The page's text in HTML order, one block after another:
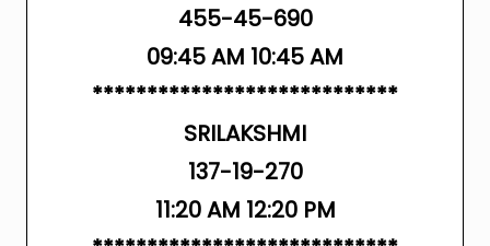
455-45-690
09:45 AM 10:45 AM
****************************
SRILAKSHMI
137-19-270
11:20 AM 12:20 PM